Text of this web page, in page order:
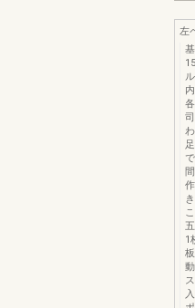
左
1